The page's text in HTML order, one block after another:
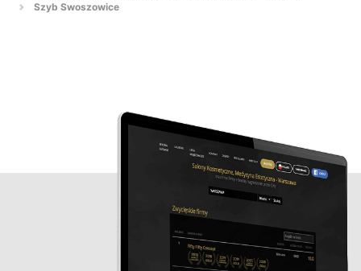
Szyb Swoszowice